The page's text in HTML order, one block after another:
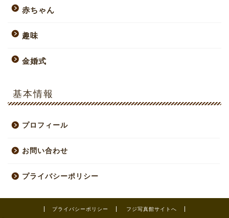
赤ちゃん
趣味
金婚式
基本情報
プロフィール
お問い合わせ
プライバシーポリシー
プライバシーポリシー フジ写真館サイトへ